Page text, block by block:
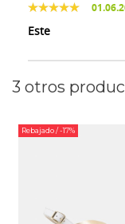
Este
3 otros
Rebajado/ -17%